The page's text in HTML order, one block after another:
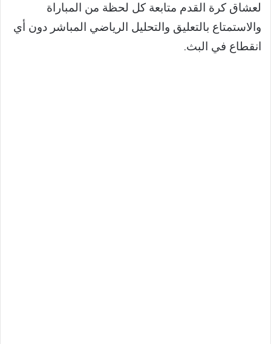
لعشاق كرة القدم متابعة كل لحظة من المباراة
والاستمتاع بالتعليق والتحليل الرياضي المباشر دون أي
انقطاع في البث.